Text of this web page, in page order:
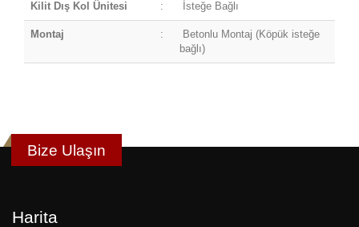
Kilit Dış Kol Ünitesi : İsteğe Bağlı
Montaj :
Betonlu Montaj (Köpük isteğe
bağlı)
Bize Ulaşın
Harita